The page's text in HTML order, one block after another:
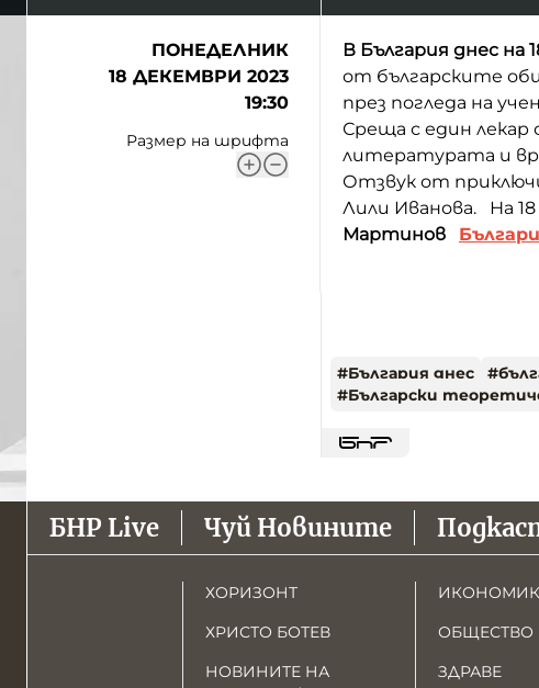
ПОНЕДЕЛНИК
18 ДЕКЕМВРИ 2023
19:30
Размер на шрифта
В България днес на
от българските
през погледа на
Среща с един
литературата и
Отзвук от
Лили Иванова. На
Мартинов
#България днес #
#Български
БНР Live Чуй Новините
ХОРИЗОНТ
ХРИСТО БОТЕВ
НОВИНИТЕ НА
ОБЩЕСТВО
ЗДРАВЕ